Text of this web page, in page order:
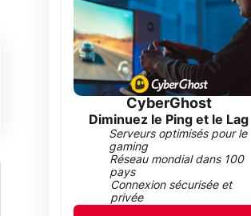
CyberGhost
Diminuez le Ping et le Lag
Serveurs optimisés pour le
gaming
Réseau mondial dans 100
pays
Connexion sécurisée et
privée